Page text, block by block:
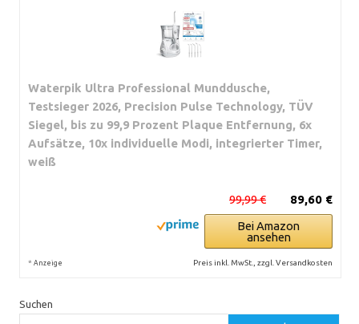
Waterpik Ultra Professional Munddusche,
Testsieger 2026, Precision Pulse Technology, TÜV
Siegel, bis zu 99,9 Prozent Plaque Entfernung, 6x
Aufsätze, 10x individuelle Modi, integrierter Timer,
weiß
89,60 €
99,99 €
Bei Amazon
ansehen
* Anzeige Preis inkl. MwSt., zzgl. Versandkosten
Suchen